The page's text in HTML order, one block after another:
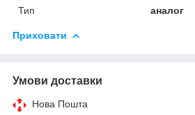
Тип
аналог
Приховати
Умови доставки
Нова Пошта